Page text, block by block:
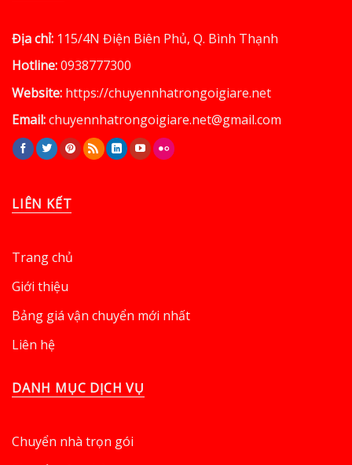
Địa chỉ: 115/4N Điện Biên Phủ, Q. Bình Thạnh
Hotline:0938777300
Website: https://chuyennhatrongoigiare.net
Email:chuyennhatrongoigiare.net@gmail.com
LIÊN KẾT
Trang chủ
Giới thiệu
Bảng giá vận chuyển mới nhất
Liên hệ
DANH MỤC DỊCH VỤ
Chuyển nhà trọn gói